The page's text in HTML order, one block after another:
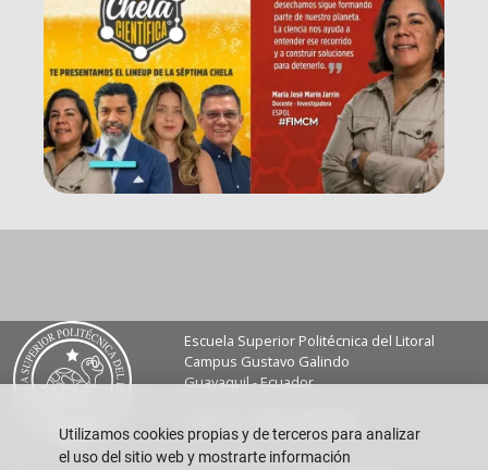
Utilizamos cookies propias y de terceros para analizar
el uso del sitio web y mostrarte información
Escuela Superior Politécnica del Litoral
Campus Gustavo Galindo
Guayaquil - Ecuador